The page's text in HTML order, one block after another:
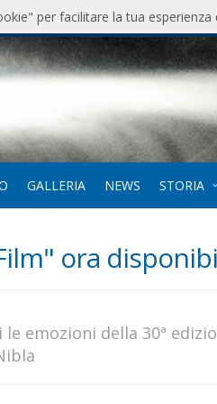
12-
GALLERIA NEWS STORIA
ora
emozioni della 30ª
per facilitare la tua esperienza